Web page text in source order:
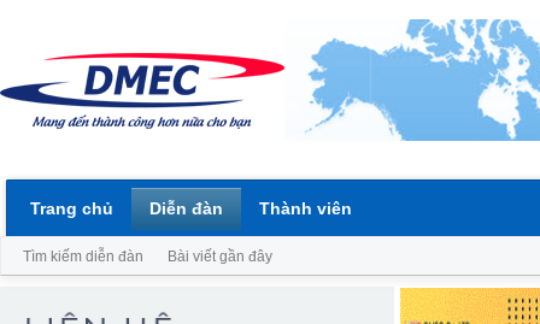
Trang chủ Diễn đàn
Tìm kiếm diễn đàn Bài viết gần đây
Thành viên